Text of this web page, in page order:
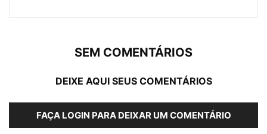
SEM COMENTÁRIOS
DEIXE AQUI SEUS COMENTÁRIOS
FAÇA LOGIN PARA DEIXAR UM COMENTÁRIO